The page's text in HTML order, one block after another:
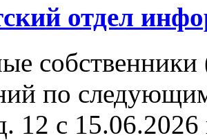
отдел
по
12 с